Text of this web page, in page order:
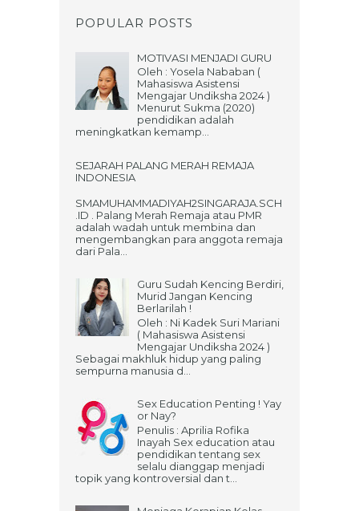
POPULAR POSTS
MOTIVASI MENJADI GURU
Oleh : Yosela Nababan (
Mahasiswa Asistensi
Mengajar Undiksha 2024 )
Menurut Sukma (2020)
pendidikan adalah
meningkatkan kemamp...
SEJARAH PALANG MERAH REMAJA
INDONESIA
SMAMUHAMMADIYAH2SINGARAJA.SCH
.ID . Palang Merah Remaja atau PMR
adalah wadah untuk membina dan
mengembangkan para anggota remaja
dari Pala...
Guru Sudah Kencing Berdiri,
Murid Jangan Kencing
Berlarilah !
Oleh : Ni Kadek Suri Mariani
( Mahasiswa Asistensi
Mengajar Undiksha 2024 )
Sebagai makhluk hidup yang paling
sempurna manusia d...
Sex Education Penting ! Yay
or Nay?
Penulis : Aprilia Rofika
Inayah Sex education atau
pendidikan tentang sex
selalu dianggap menjadi
topik yang kontroversial dan t...